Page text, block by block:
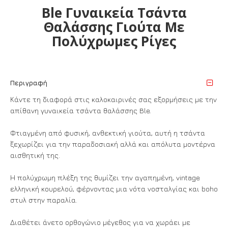
Ble Γυναικεία Τσάντα
Θαλάσσης Γιούτα Με
Πολύχρωμες Ρίγες
Περιγραφή
Κάντε τη διαφορά στις καλοκαιρινές σας εξορμήσεις με την
απίθανη γυναικεία τσάντα θαλάσσης Ble.
Φτιαγμένη από φυσική, ανθεκτική γιούτα, αυτή η τσάντα
ξεχωρίζει για την παραδοσιακή αλλά και απόλυτα μοντέρνα
αισθητική της.
Η πολύχρωμη πλέξη της θυμίζει την αγαπημένη, vintage
ελληνική κουρελού, φέρνοντας μια νότα νοσταλγίας και boho
στυλ στην παραλία.
Διαθέτει άνετο ορθογώνιο μέγεθος για να χωράει με